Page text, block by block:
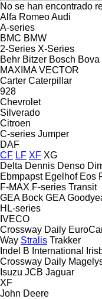
No se han encontrado
Alfa RomeoAudi
A-series
BMC BMW
2-Series X-Series
Behr Bitzer Bosch Bova
MAXIMA VECTOR
Carter Caterpillar
928
Chevrolet
Silverado
Citroen
C-series Jumper
DAF
CF LF XF XG
Delta Dennis Denso
Ebmpapst Egelhof Eos
F-MAX F-series Transit
GEA Bock GEA
HL-series
IVECO
Crossway Daily
Way Stralis Trakker
Indel B International
Crossway Daily
Isuzu JCB Jaguar
XF
John Deere